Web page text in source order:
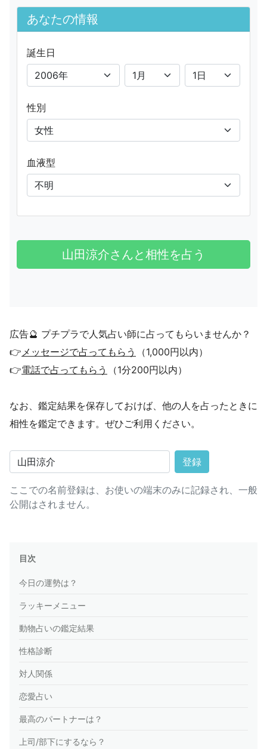
あなたの情報
誕生日
性別
血液型
広告🔮 プチプラで人気占い師に占ってもらいませんか？
👉 メッセージで占ってもらう
（1,000円以内）
👉電話で占ってもらう （1分200円以内）
なお、鑑定結果を保存しておけば、他の人を占ったときに
相性を鑑定できます。ぜひご利用ください。
登録
ここでの名前登録は、お使いの端末のみに記録され、一般
公開はされません。
目次
今日の運勢は？
ラッキーメニュー
動物占いの鑑定結果
性格診断
対人関係
恋愛占い
最高のパートナーは？
上司/部下にするなら？